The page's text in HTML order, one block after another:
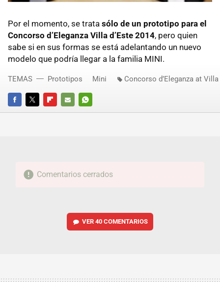
Por el momento, se trata sólo de un prototipo para el
Concorso d’Eleganza Villa d’Este 2014, pero quien
sabe si en sus formas se está adelantando un nuevo
modelo que podría llegar a la familia MINI.
FACEBOOKTWITTERFLIPBOARD
E-
WHATSAPP
TEMAS Prototipos Mini Concorso d’Eleganza at Villa
Comentarios cerrados
VER 40 COMENTARIOS